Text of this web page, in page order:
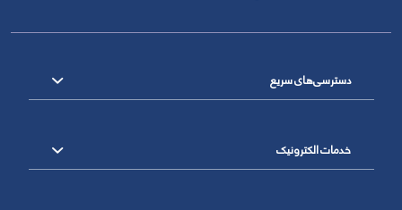
دسترسی‌های سریع
خدمات الکترونیک